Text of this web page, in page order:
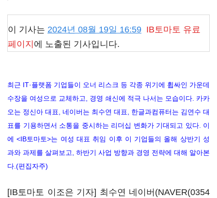
이 기사는 2024년 08월 19일 16:59 IB토마토 유료
페이지 에 노출된 기사입니다.
최근 IT·플랫폼 기업들이 오너 리스크 등 각종 위기에 휩싸인 가운데
수장을 여성으로 교체하고, 경영 쇄신에 적극 나서는 모습이다. 카카
오는 정신아 대표, 네이버는 최수연 대표, 한글과컴퓨터는 김연수 대
표를 기용하면서 소통을 중시하는 리더십 변화가 기대되고 있다. 이
에 <IB토마토>는 여성 대표 취임 이후 이 기업들의 올해 상반기 성
과와 과제를 살펴보고, 하반기 사업 방향과 경영 전략에 대해 알아본
다.(편집자주)
[IB토마토 이조은 기자] 최수연 네이버(NAVER(0354